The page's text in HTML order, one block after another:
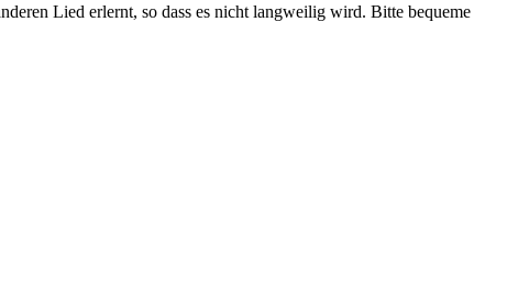
Lied erlernt, so dass es nicht langweilig wird. Bitte bequeme